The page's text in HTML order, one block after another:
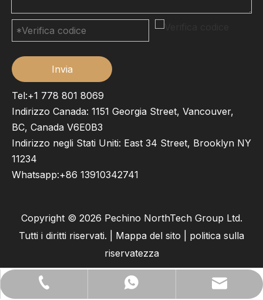
+ 13522528544
+86 13522528544
lilywu202104@gmail.com
Invia
Tel:+1 778 801 8069
Indirizzo Canada: 1151 Georgia Street, Vancouver,
BC, Canada V6E0B3
Indirizzo negli Stati Uniti: East 34 Street, Brooklyn NY
11234
Whatsapp:+86 13910342741
Copyright © 2026 Pechino NorthTech Group Ltd.
Tutti i diritti riservati. | Mappa del sito
politica sulla
riservatezza